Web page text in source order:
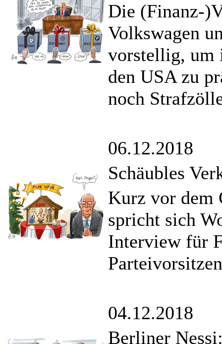
Die (Finanz-
Volkswagen
vorstellig, um
den USA zu
noch
06.12.2018
Schäubles
Kurz vor dem
spricht sich
Interview für
04.12.2018
Berliner